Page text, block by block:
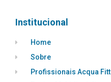
Institucional
Home
Sobre
Profissionais Acqua Fitt